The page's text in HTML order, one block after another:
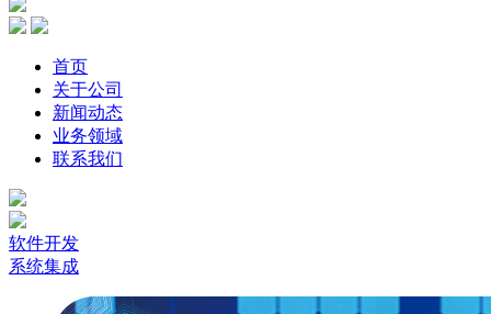
首页
关于公司
新闻动态
业务领域
联系我们
软件开发
系统集成